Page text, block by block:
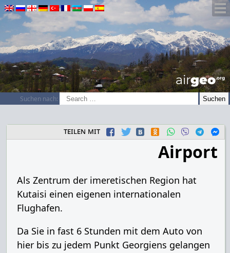
airGEO.oRg
Suchen nach:
teilen mit
Airport
Als Zentrum der imeretischen Region hat
Kutaisi einen eigenen internationalen
Flughafen.
Da Sie in fast 6 Stunden mit dem Auto von
hier bis zu jedem Punkt Georgiens gelangen